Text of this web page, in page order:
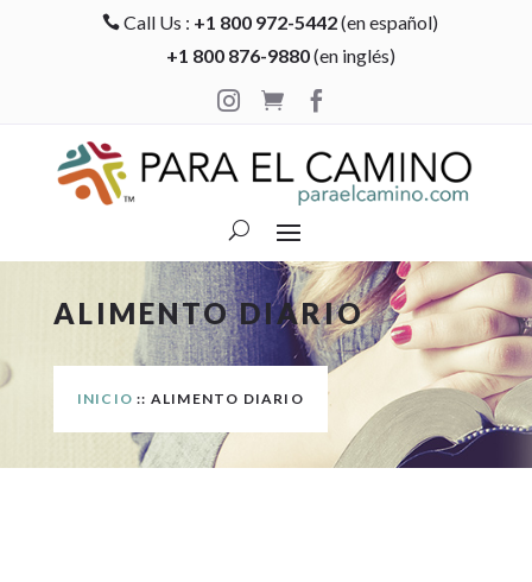
 Call Us : +1 800 972-5442(en español)
+1 800 876-9880(en inglés)

 
ALIMENTO DIARIO
INICIO :: ALIMENTO DIARIO